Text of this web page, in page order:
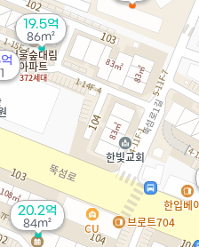
19.5억
86m²
20.2억
84m²